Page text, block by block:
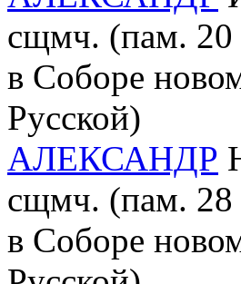
сщмч. (пам. 20
в Соборе
Русской)
АЛЕКСАНДР
сщмч. (пам. 28
в Соборе